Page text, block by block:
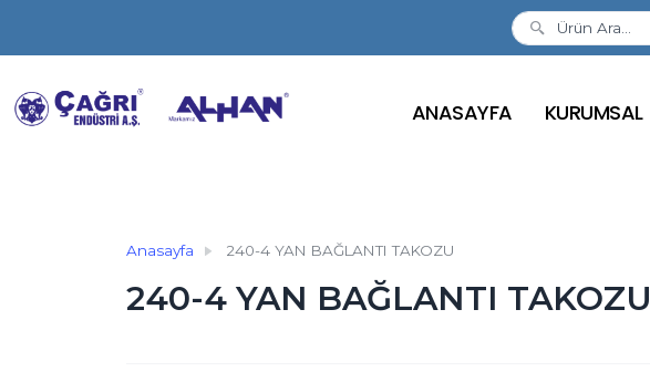
ANASAYFA KURUMSAL
Anasayfa 240-4 YAN BAĞLANTI TAKOZU
240-4 YAN BAĞLANTI TAKOZU